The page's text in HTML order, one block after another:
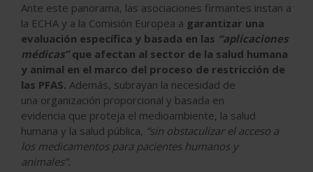
Ante este panorama, las asociaciones firmantes instan a
la ECHA y a la Comisión Europea a garantizar una
evaluación específica y basada en las “aplicaciones
médicas”que afectan al sector de la salud humana
y animal en el marco del proceso de restricción de
las PFAS. Además, subrayan la necesidad de
una organización proporcional y basada en
evidencia que proteja el medioambiente, la salud
humana y la salud pública, “sin obstaculizar el acceso a
los medicamentos para pacientes humanos y
animales”.